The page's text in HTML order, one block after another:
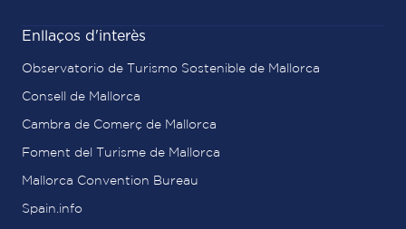
Enllaços d'interès
Observatorio de Turismo Sostenible de Mallorca
Consell de Mallorca
Cambra de Comerç de Mallorca
Foment del Turisme de Mallorca
Mallorca Convention Bureau
Spain.info